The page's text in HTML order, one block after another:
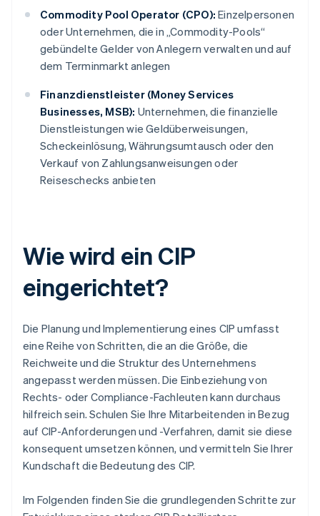
Commodity Pool Operator (CPO): Einzelpersonen
oder Unternehmen, die in „Commodity-Pools“
gebündelte Gelder von Anlegern verwalten und auf
dem Terminmarkt anlegen
Finanzdienstleister (Money Services
Businesses, MSB): Unternehmen, die finanzielle
Dienstleistungen wie Geldüberweisungen,
Scheckeinlösung, Währungsumtausch oder den
Verkauf von Zahlungsanweisungen oder
Reiseschecks anbieten
Wie wird ein CIP
eingerichtet?
Die Planung und Implementierung eines CIP umfasst
eine Reihe von Schritten, die an die Größe, die
Reichweite und die Struktur des Unternehmens
angepasst werden müssen. Die Einbeziehung von
Rechts- oder Compliance-Fachleuten kann durchaus
hilfreich sein. Schulen Sie Ihre Mitarbeitenden in Bezug
auf CIP-Anforderungen und -Verfahren, damit sie diese
konsequent umsetzen können, und vermitteln Sie Ihrer
Kundschaft die Bedeutung des CIP.
Im Folgenden finden Sie die grundlegenden Schritte zur